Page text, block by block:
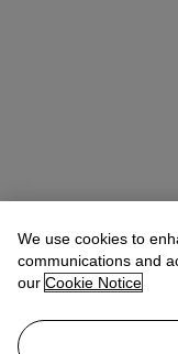
We use cookies to
communications and
our Cookie Notice